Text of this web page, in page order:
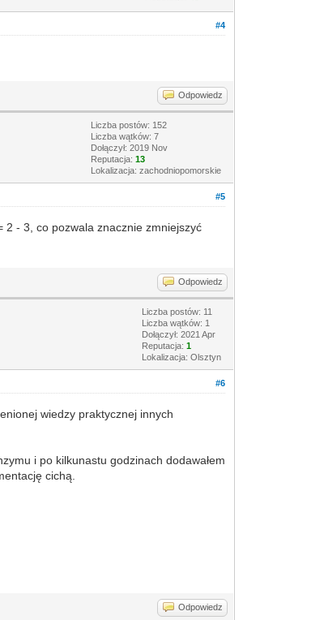
#4
Odpowiedz
Liczba postów: 152
Liczba wątków: 7
Dołączył: 2019 Nov
Reputacja:13
Lokalizacja: zachodniopomorskie
#5
- 3, co pozwala znacznie zmniejszyć
Odpowiedz
Liczba postów: 11
Liczba wątków: 1
Dołączył: 2021 Apr
Reputacja:1
Lokalizacja: Olsztyn
#6
wiedzy praktycznej innych
i po kilkunastu godzinach dodawałem
cichą.
Odpowiedz